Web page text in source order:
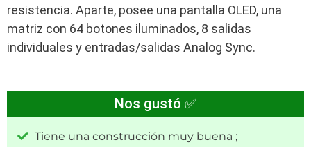
resistencia. Aparte, posee una pantalla OLED, una
matriz con 64 botones iluminados, 8 salidas
individuales y entradas/salidas Analog Sync.
Nos gustó ✅
Tiene una construcción muy buena ;